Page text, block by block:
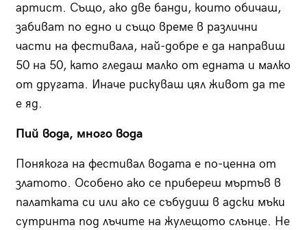
артист. Също, ако две банди, които обичаш,
забиват по едно и също време в различни
части на фестивала, най-добре е да направиш
50 на 50, като гледаш малко от едната и малко
от другата. Иначе рискуваш цял живот да те
е яд.
Пий вода, много вода
Понякога на фестивал водата е по-ценна от
златото. Особено ако се прибереш мъртъв в
палатката си или ако се събудиш в адски мъки
сутринта под лъчите на жулещото слънце. Не